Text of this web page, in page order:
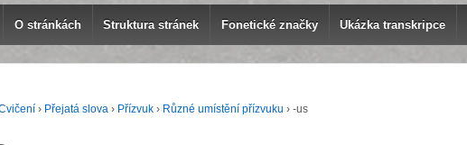
O stránkách Struktura stránek Fonetické značky Ukázka transkripce
› Přejatá slova › Přízvuk › Různé umístění přízvuku › -us